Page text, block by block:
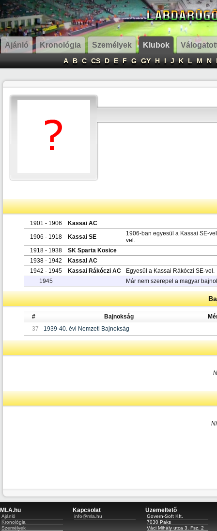
Ajánló Kronológia Személyek Klubok
A B C CS D E F G GY H I J K L M N
1901 - 1906
Kassai AC
1906 - 1918
Kassai SE
1906-ban egyesül a Kassai SE-
vel.
1918 - 1938
SK Sparta Kosice
1938 - 1942
Kassai AC
1942 - 1945
Kassai Rákóczi AC
Egyesül a Kassai Rákóczi SE-vel.
1945
Már nem szerepel a magyar
# Bajnokság
37
1939-40. évi Nemzeti Bajnokság
MLA.hu
Ajánló
Kronológia
Személyek
Kapcsolat
info@mla.hu
Üzemeltető
Govern-Soft Kft.
7030 Paks
Váci Mihály utca 3. Fsz. 2